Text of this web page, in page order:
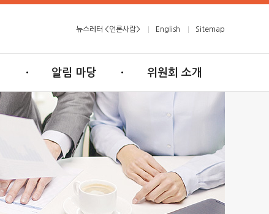
뉴스레터 <언론사람> English Sitemap
알림 마당 위원회 소개